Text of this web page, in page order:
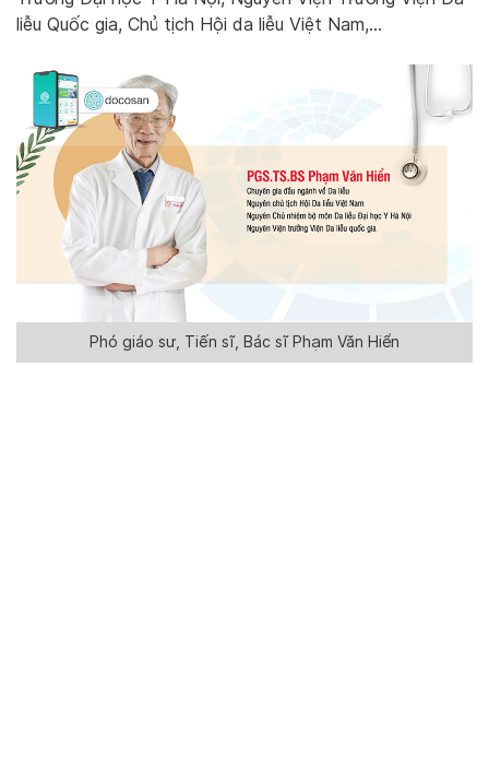
liễu Quốc gia, Chủ tịch Hội da liễu Việt Nam,…
Phó giáo sư, Tiến sĩ, Bác sĩ Phạm Văn Hiển